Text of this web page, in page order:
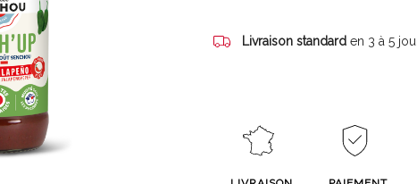
Livraison standard en 3 à 5